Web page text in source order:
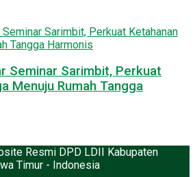
Seminar Sarimbit, Perkuat
Menuju Rumah Tangga
Resmi DPD LDII Kabupaten
Timur - Indonesia